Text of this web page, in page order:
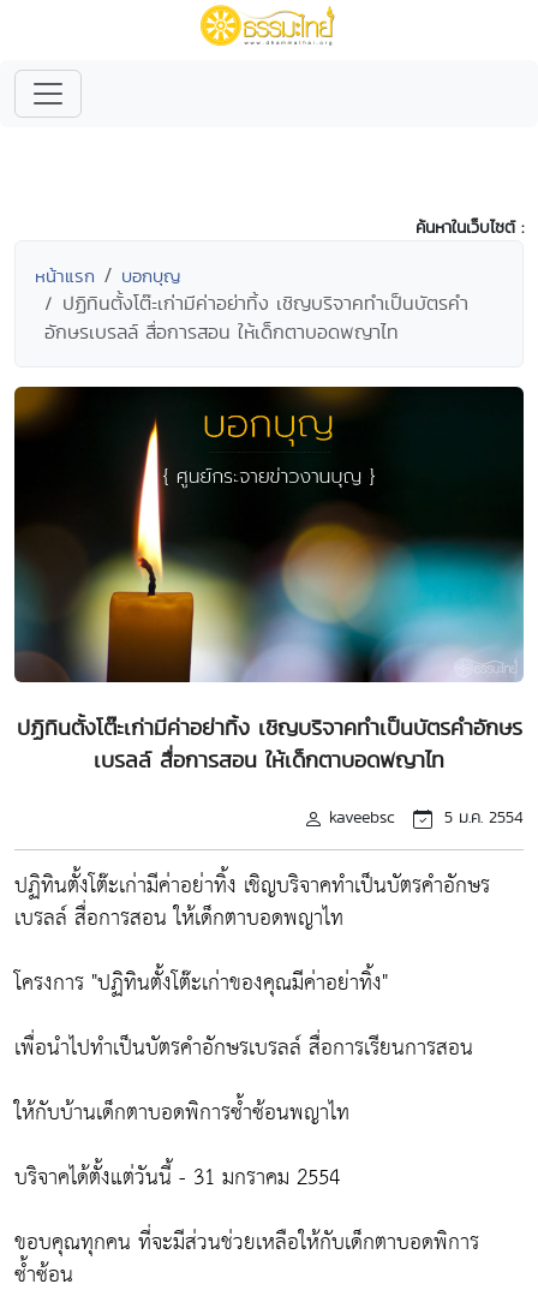
ค้นหาในเว็บไซต์ :
หน้าแรก บอกบุญ
ปฏิทินตั้งโต๊ะเก่ามีค่าอย่าทิ้ง เชิญบริจาคทำเป็นบัตรคำ
อักษรเบรลล์ สื่อการสอน ให้เด็กตาบอดพญาไท
ปฏิทินตั้งโต๊ะเก่ามีค่าอย่าทิ้ง เชิญบริจาคทำเป็นบัตรคำอักษร
เบรลล์ สื่อการสอน ให้เด็กตาบอดพญาไท
kaveebsc 5 ม.ค. 2554
ปฏิทินตั้งโต๊ะเก่ามีค่าอย่าทิ้ง เชิญบริจาคทำเป็นบัตรคำอักษร
เบรลล์ สื่อการสอน ให้เด็กตาบอดพญาไท
โครงการ "ปฏิทินตั้งโต๊ะเก่าของคุณมีค่าอย่าทิ้ง"
เพื่อนำไปทำเป็นบัตรคำอักษรเบรลล์ สื่อการเรียนการสอน
ให้กับบ้านเด็กตาบอดพิการซ้ำซ้อนพญาไท
บริจาคได้ตั้งแต่วันนี้ - 31 มกราคม 2554
ขอบคุณทุกคน ที่จะมีส่วนช่วยเหลือให้กับเด็กตาบอดพิการ
ซ้ำซ้อน